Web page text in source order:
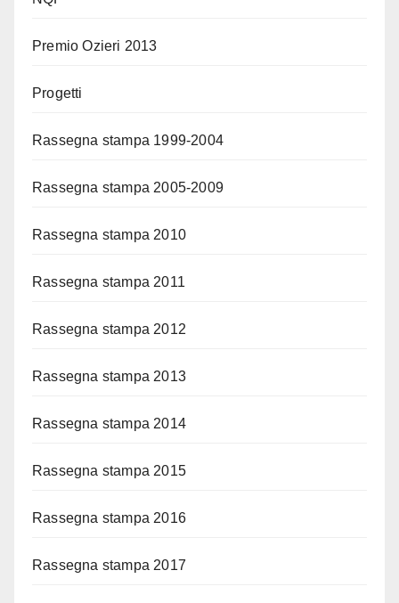
Premio Ozieri 2013
Progetti
Rassegna stampa 1999-2004
Rassegna stampa 2005-2009
Rassegna stampa 2010
Rassegna stampa 2011
Rassegna stampa 2012
Rassegna stampa 2013
Rassegna stampa 2014
Rassegna stampa 2015
Rassegna stampa 2016
Rassegna stampa 2017